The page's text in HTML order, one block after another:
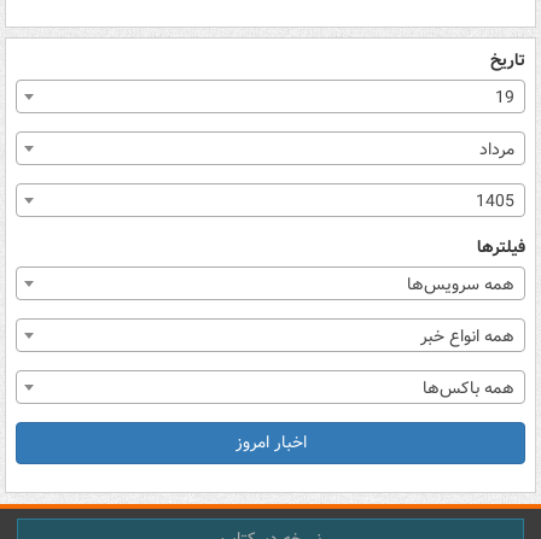
تاریخ
19
مرداد
1405
فیلترها
همه سرویس‌ها
همه انواع خبر
همه باکس‌ها
اخبار امروز